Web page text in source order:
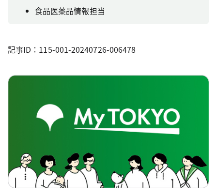
食品医薬品情報担当
記事ID：115-001-20240726-006478